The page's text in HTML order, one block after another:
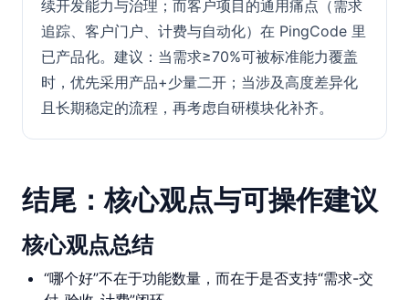
续开发能力与治理；而客户项目的通用痛点（需求
追踪、客户门户、计费与自动化）在 PingCode 里
已产品化。建议：当需求≥70%可被标准能力覆盖
时，优先采用产品+少量二开；当涉及高度差异化
且长期稳定的流程，再考虑自研模块化补齐。
结尾：核心观点与可操作建议
核心观点总结
“哪个好”不在于功能数量，而在于是否支持“需求-交